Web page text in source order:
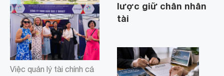
Việc quản lý tài chính cá
lược giữ chân nhân
tài